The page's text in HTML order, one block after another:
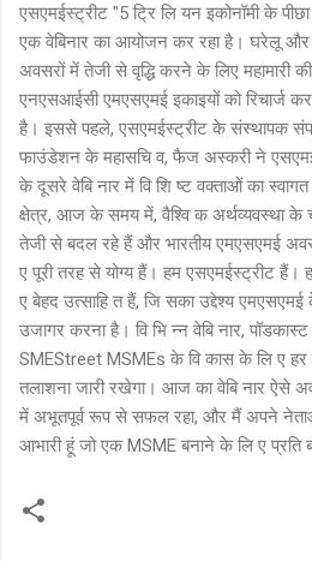
एसएमईस्ट्रीट "5 ट्रि लि यन इकोनॉमी के
एक वेबिनार का आयोजन कर रहा है। घरेलू और
अवसरों में तेजी से वृद्धि करने के लिए महामारी
एनएसआईसी एमएसएमई इकाइयों को रिचार्ज
है। इससे पहले, एसएमईस्ट्रीट के संस्थापक
फाउंडेशन के महासचि व, फैज अस्करी ने
के दूसरे वेबि नार में वि शि ष्ट वक्ताओं का
क्षेत्र, आज के समय में, वैश्वि क अर्थव्यवस्था के
तेजी से बदल रहे हैं और भारतीय एमएसएमई
ए पूरी तरह से योग्य हैं। हम एसएमईस्ट्रीट
ए बेहद उत्साहि त हैं, जि सका उद्देश्य
उजागर करना है। वि भि न्न वेबि नार,
SMEStreet MSMEs के वि कास के लि ए
तलाशना जारी रखेगा। आज का वेबि नार ऐसे
में अभूतपूर्व रूप से सफल रहा, और मैं अपने नेताओं
आभारी हूं जो एक MSME बनाने के लि ए प्रति